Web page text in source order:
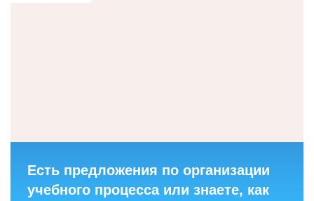
Есть предложения по организации
учебного процесса или знаете, как